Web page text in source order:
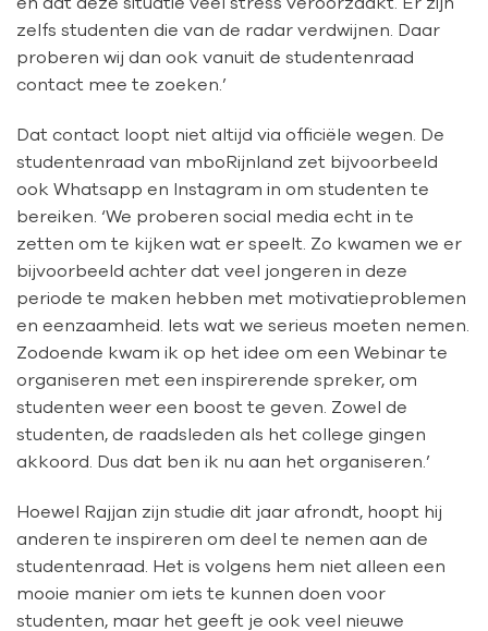
zelfs studenten die van de radar verdwijnen. Daar
proberen wij dan ook vanuit de studentenraad
contact mee te zoeken.’
Dat contact loopt niet altijd via officiële wegen. De
studentenraad van mboRijnland zet bijvoorbeeld
ook Whatsapp en Instagram in om studenten te
bereiken. ‘We proberen social media echt in te
zetten om te kijken wat er speelt. Zo kwamen we er
bijvoorbeeld achter dat veel jongeren in deze
periode te maken hebben met motivatieproblemen
en eenzaamheid. Iets wat we serieus moeten nemen.
Zodoende kwam ik op het idee om een Webinar te
organiseren met een inspirerende spreker, om
studenten weer een boost te geven. Zowel de
studenten, de raadsleden als het college gingen
akkoord. Dus dat ben ik nu aan het organiseren.’
Hoewel Rajjan zijn studie dit jaar afrondt, hoopt hij
anderen te inspireren om deel te nemen aan de
studentenraad. Het is volgens hem niet alleen een
mooie manier om iets te kunnen doen voor
studenten, maar het geeft je ook veel nieuwe